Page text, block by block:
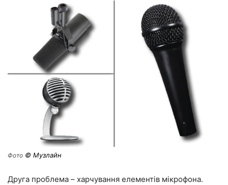
Фото © Музлайн
Друга проблема – харчування елементів мікрофона.